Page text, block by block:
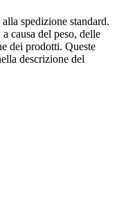
spedizione standard.
causa del peso, delle
dei prodotti. Queste
descrizione del